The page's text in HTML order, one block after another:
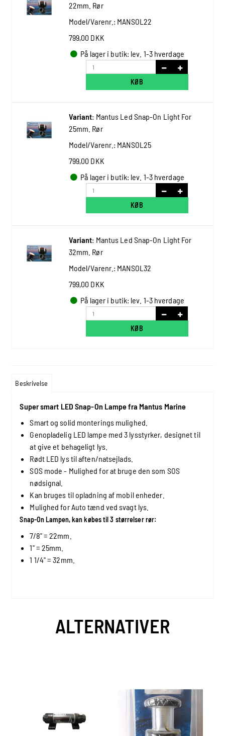
22mm. Rør
Model/Varenr.: MANSOL22
799,00 DKK
På lager i butik: lev. 1-3 hverdage
KØB
Variant: Mantus Led Snap-On Light For
25mm. Rør
Model/Varenr.: MANSOL25
799,00 DKK
På lager i butik: lev. 1-3 hverdage
KØB
Variant: Mantus Led Snap-On Light For
32mm. Rør
Model/Varenr.: MANSOL32
799,00 DKK
På lager i butik: lev. 1-3 hverdage
KØB
Beskrivelse
Super smart LED Snap-On Lampe fra Mantus Marine
Smart og solid monterings mulighed.
Genopladelig LED lampe med 3 lysstyrker, designet til
at give et behageligt lys.
Rødt LED lys til aften/natsejlads.
SOS mode - Mulighed for at bruge den som SOS
nødsignal.
Kan bruges til opladning af mobil enheder.
Mulighed for Auto tænd ved svagt lys.
Snap-On Lampen, kan købes til 3 størrelser rør:
7/8" = 22mm.
1" = 25mm.
1 1/4" = 32mm.
ALTERNATIVER